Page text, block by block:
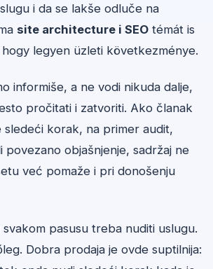
i da se lakše odluče na
site architecture i SEO témát is
legyen üzleti következménye.
informiše, a ne vodi nikuda dalje,
pročitati i zatvoriti. Ako članak
korak, na primer audit,
povezano objašnjenje, sadržaj ne
već pomaže i pri donošenju
pasusu treba nuditi uslugu.
Dobra prodaja je ovde suptilnija: